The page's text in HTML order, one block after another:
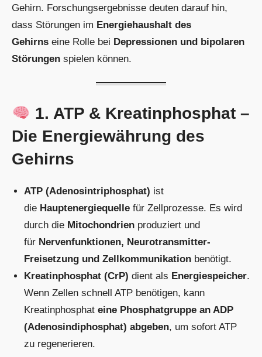
Gehirn. Forschungsergebnisse deuten darauf hin,
dass Störungen im Energiehaushalt des
Gehirns eine Rolle bei Depressionen und bipolaren
Störungen spielen können.
1. ATP & Kreatinphosphat –
Die Energiewährung des
Gehirns
ATP (Adenosintriphosphat) ist
die Hauptenergiequelle für Zellprozesse. Es wird
durch die Mitochondrien produziert und
für Nervenfunktionen, Neurotransmitter-
Freisetzung und Zellkommunikation benötigt.
Kreatinphosphat (CrP) dient als Energiespeicher.
Wenn Zellen schnell ATP benötigen, kann
Kreatinphosphateine Phosphatgruppe an ADP
(Adenosindiphosphat) abgeben, um sofort ATP
zu regenerieren.